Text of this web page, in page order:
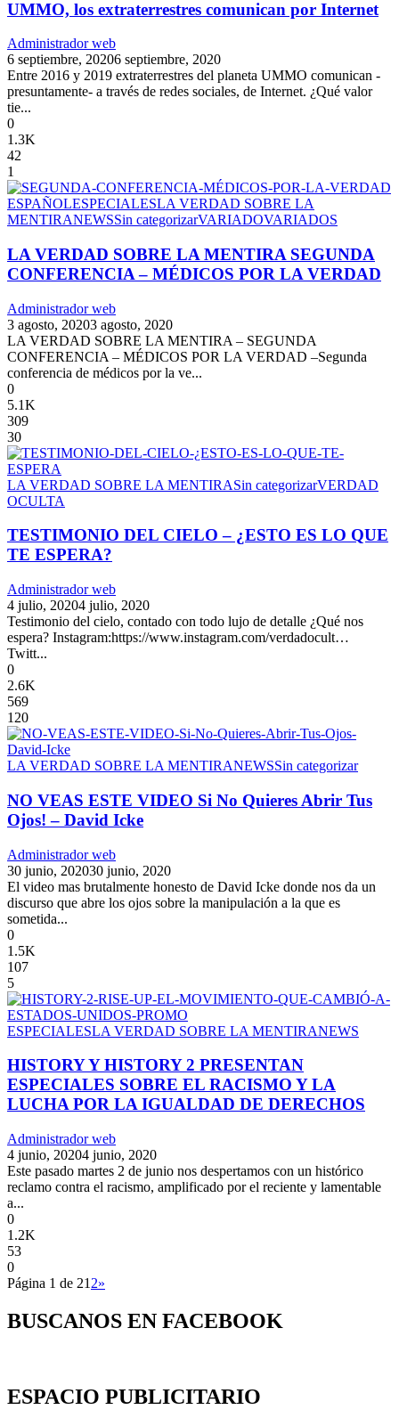
UMMO, los extraterrestres comunican por Internet
Administrador web
6 septiembre, 20206 septiembre, 2020
Entre 2016 y 2019 extraterrestres del planeta UMMO comunican -
presuntamente- a través de redes sociales, de Internet. ¿Qué valor
tie...
0
1.3K
42
1
ESPAÑOLESPECIALESLA VERDAD SOBRE LA
MENTIRANEWSSin categorizarVARIADOVARIADOS
LA VERDAD SOBRE LA MENTIRA SEGUNDA
CONFERENCIA – MÉDICOS POR LA VERDAD
Administrador web
3 agosto, 20203 agosto, 2020
LA VERDAD SOBRE LA MENTIRA – SEGUNDA
CONFERENCIA – MÉDICOS POR LA VERDAD –Segunda
conferencia de médicos por la ve...
0
5.1K
309
30
LA VERDAD SOBRE LA MENTIRASin categorizarVERDAD
OCULTA
TESTIMONIO DEL CIELO – ¿ESTO ES LO QUE
TE ESPERA?
Administrador web
4 julio, 20204 julio, 2020
Testimonio del cielo, contado con todo lujo de detalle ¿Qué nos
espera? Instagram:https://www.instagram.com/verdadocult…
Twitt...
0
2.6K
569
120
LA VERDAD SOBRE LA MENTIRANEWSSin categorizar
NO VEAS ESTE VIDEO Si No Quieres Abrir Tus
Ojos! – David Icke
Administrador web
30 junio, 202030 junio, 2020
El video mas brutalmente honesto de David Icke donde nos da un
discurso que abre los ojos sobre la manipulación a la que es
sometida...
0
1.5K
107
5
ESPECIALESLA VERDAD SOBRE LA MENTIRANEWS
HISTORY Y HISTORY 2 PRESENTAN
ESPECIALES SOBRE EL RACISMO Y LA
LUCHA POR LA IGUALDAD DE DERECHOS
Administrador web
4 junio, 20204 junio, 2020
Este pasado martes 2 de junio nos despertamos con un histórico
reclamo contra el racismo, amplificado por el reciente y lamentable
a...
0
1.2K
53
0
Página 1 de 21 2»
BUSCANOS EN FACEBOOK
ESPACIO PUBLICITARIO